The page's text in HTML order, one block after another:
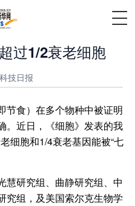
过1/2衰老细胞
科技日报
食）在多个物种中被证明
。近日，《细胞》发表的我
细胞和1/4衰老基因能被“七
研究组、曲静研究组、中
究组，及美国索尔克生物学